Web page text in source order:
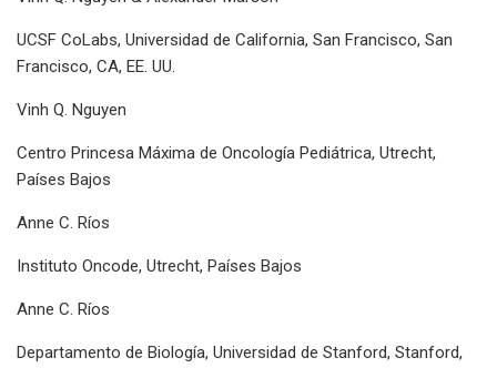
UCSF CoLabs, Universidad de California, San Francisco, San
Francisco, CA, EE. UU.
Vinh Q. Nguyen
Centro Princesa Máxima de Oncología Pediátrica, Utrecht,
Países Bajos
Anne C. Ríos
Instituto Oncode, Utrecht, Países Bajos
Anne C. Ríos
Departamento de Biología, Universidad de Stanford, Stanford,